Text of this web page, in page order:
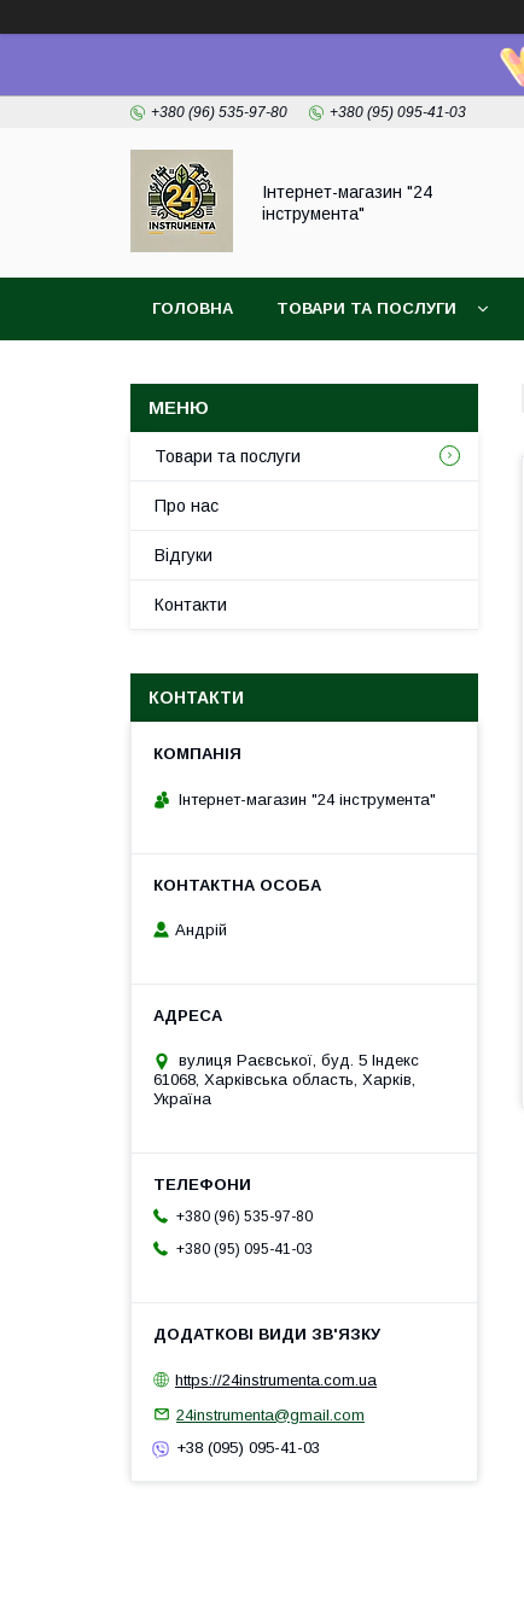
+380 (96) 535-97-80 +380 (95) 095-41-03
Інтернет-магазин "24
інструмента"
ГОЛОВНА ТОВАРИ ТА ПОСЛУГИ
Товари та послуги
Про нас
Відгуки
Контакти
КОНТАКТИ
Інтернет-магазин "24 інструмента"
Андрій
вулиця Раєвської, буд. 5 Індекс
61068, Харківська область, Харків,
Україна
+380 (96) 535-97-80
+380 (95) 095-41-03
https://24instrumenta.com.ua
24instrumenta@gmail.com
+38 (095) 095-41-03